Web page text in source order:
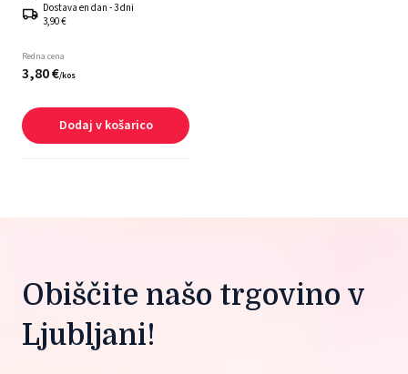
Dostava en dan - 3 dni
3,90 €
Redna cena
3,80€/kos
Dodaj v košarico
Obiščite našo trgovino v
Ljubljani!